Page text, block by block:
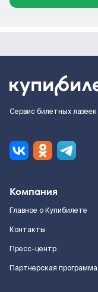
Сервис билетных лазеек
Компания
Главное о Купибилете
Контакты
Пресс-центр
Партнерская программа